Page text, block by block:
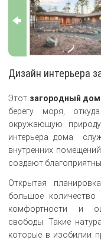
Дизайн интерьера
Этот загородный дом
берегу моря,
окружающую
интерьера дома
внутренних
создают
Открытая
большое количество
комфортности и
свободы. Такие
которые в изобилии